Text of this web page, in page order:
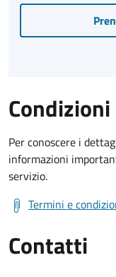
Per conoscere i
informazioni
servizio.
Termini e
Contatti